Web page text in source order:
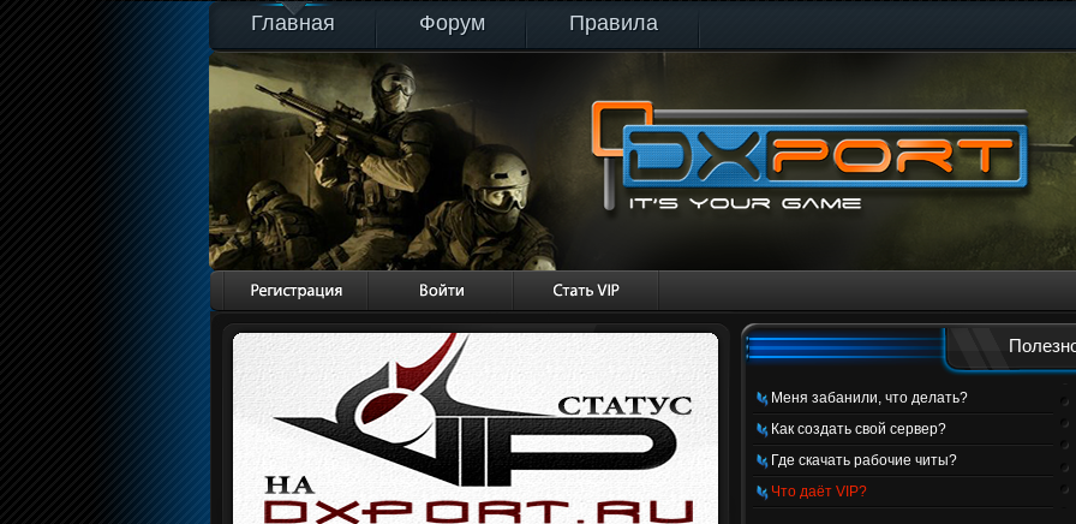
Главная Форум Правила
Меня забанили, что делать?
Как создать свой сервер?
Где скачать рабочие читы?
Что даёт VIP?